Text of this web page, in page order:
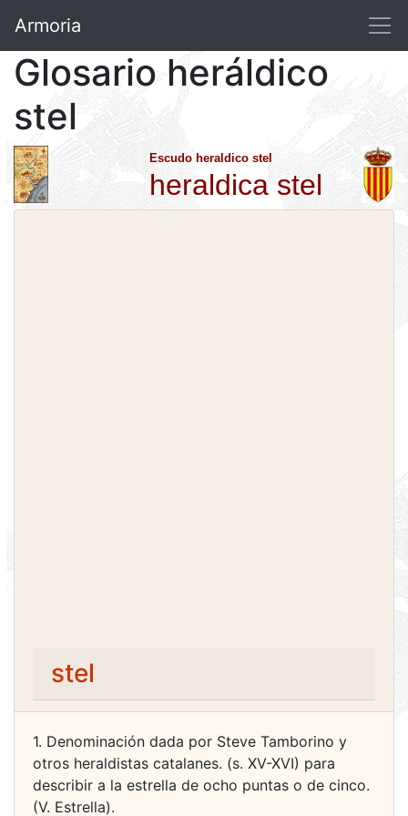
Armoria
Glosario heráldico
stel
Escudo heraldico stel
heraldica stel
stel
1. Denominación dada por Steve Tamborino y
otros heraldistas catalanes. (s. XV-XVI) para
describir a la estrella de ocho puntas o de cinco.
(V. Estrella).